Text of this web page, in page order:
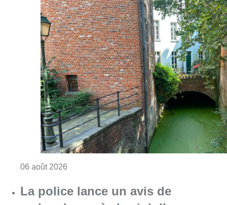
06 août 2026
La police lance un avis de